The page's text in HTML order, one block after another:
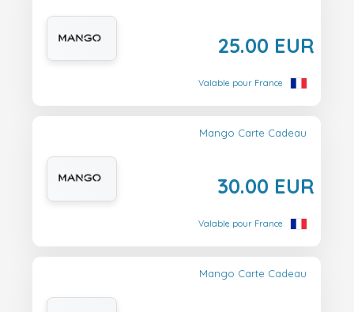
25.00 EUR
Valable pour France
Mango Carte Cadeau
30.00 EUR
Valable pour France
Mango Carte Cadeau